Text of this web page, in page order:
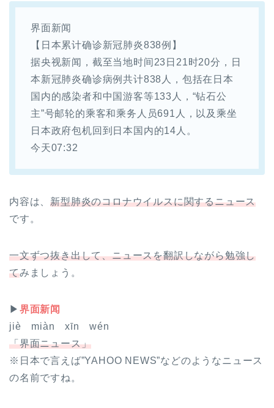
界面新闻
【日本累计确诊新冠肺炎838例】
据央视新闻，截至当地时间23日21时20分，日
本新冠肺炎确诊病例共计838人，包括在日本
国内的感染者和中国游客等133人，“钻石公
主”号邮轮的乘客和乘务人员691人，以及乘坐
日本政府包机回到日本国内的14人。
今天07:32
内容は、新型肺炎のコロナウイルスに関するニュース
です。
一文ずつ抜き出して、ニュースを翻訳しながら勉強し
てみましょう。
▶ 界面新闻
jiè miàn xīn wén
「界面ニュース」
※日本で言えば”YAHOO NEWS”などのようなニュース
の名前ですね。